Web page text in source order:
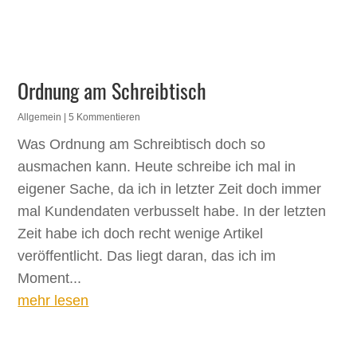
Ordnung am Schreibtisch
Allgemein | 5 Kommentieren
Was Ordnung am Schreibtisch doch so
ausmachen kann. Heute schreibe ich mal in
eigener Sache, da ich in letzter Zeit doch immer
mal Kundendaten verbusselt habe. In der letzten
Zeit habe ich doch recht wenige Artikel
veröffentlicht. Das liegt daran, das ich im
Moment...
mehr lesen